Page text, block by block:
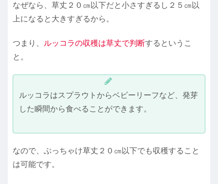
なぜなら、草丈２０㎝以下だと小さすぎるし２５㎝以
上になると大きすぎるから。
つまり、 ルッコラの収穫は草丈で判断するというこ
と。
ルッコラはスプラウトからベビーリーフなど、発芽
した瞬間から食べることができます。
なので、ぶっちゃけ草丈２０㎝以下でも収穫すること
は可能です。